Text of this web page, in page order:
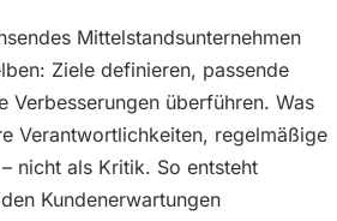
Mittelstandsunternehmen
Ziele definieren, passende
Verbesserungen überführen. Was
Verantwortlichkeiten, regelmäßige
nicht als Kritik. So entsteht
Kundenerwartungen